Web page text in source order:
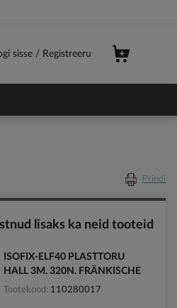
sisse / Registreeru
Prindi
lisaks ka neid tooteid
ISOFIX-ELF40 PLASTTORU
HALL 3M. 320N. FRÄNKISCHE
Tootekood 110280017